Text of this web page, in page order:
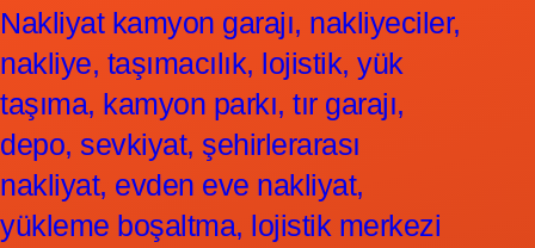
Nakliyat kamyon garajı, nakliyeciler,
nakliye, taşımacılık, lojistik, yük
taşıma, kamyon parkı, tır garajı,
depo, sevkiyat, şehirlerarası
nakliyat, evden eve nakliyat,
yükleme boşaltma, lojistik merkezi